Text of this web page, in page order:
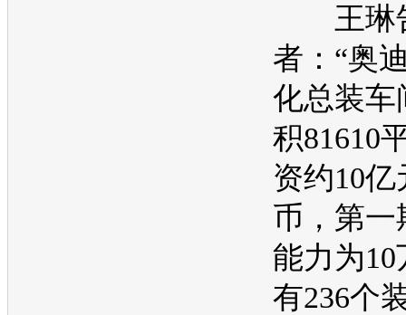
王琳
者：“奥
化总装车
积81610
资约10
币，第一
能力为
有236个